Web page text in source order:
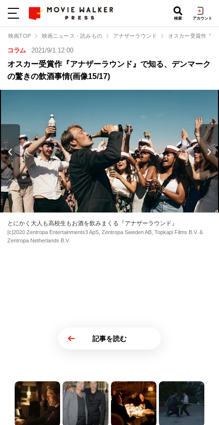
検索 アカウント
映画TOP 映画ニュース・読みもの アナザーラウンド オスカー受賞作『
コラム 2021/9/1 12:00
オスカー受賞作『アナザーラウンド』で知る、デンマーク
の驚きの飲酒事情(画像15/17)
とにかく大人も高校生もお酒を飲みまくる『アナザーラウンド』
[c]2020 Zentropa Entertainments3 ApS, Zentropa Sweden AB, Topkapi Films B.V. &
Zentropa Netherlands B.V.
記事を読む